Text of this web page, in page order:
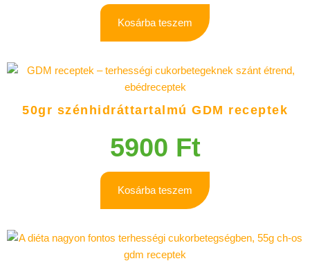
Kosárba teszem
50gr szénhidráttartalmú GDM receptek
5900 Ft
Kosárba teszem